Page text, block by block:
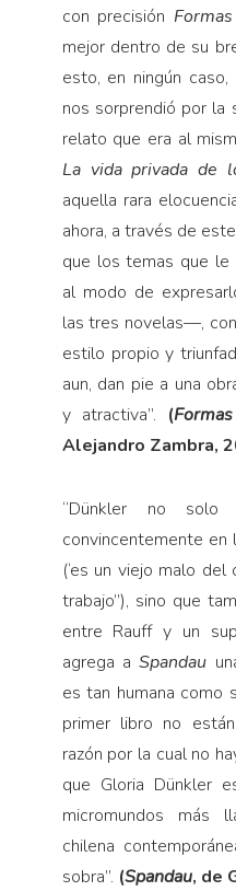
con precisión
mejor dentro de su
esto, en ningún
nos sorprendió por la
relato que era al
La vida privada de
aquella rara
ahora, a través de
que los temas que le
al modo de
las tres novelas—,
estilo propio y
aun, dan pie a una
y atractiva”. (
Alejandro Zambra,
“Dünkler no
convincentemente
(‘es un viejo malo
trabajo’’), sino que
entre Rauff y un
agrega aSpandau
es tan humana como
primer libro no
razón por la cual no
que Gloria Dünkler
micromundos más
chilena
sobra”. (Spandau, de